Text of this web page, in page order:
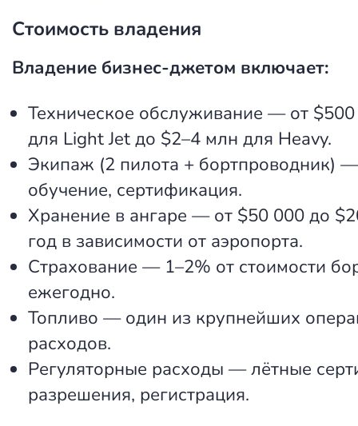
Стоимость владения
Владение бизнес-джетом включает:
Техническое обслуживание — от
для Light Jet до $2–4 млн для Heavy.
Экипаж (2 пилота + бортпроводник)
обучение, сертификация.
Хранение в ангаре — от $50 000 до
год в зависимости от аэропорта.
Страхование — 1–2% от стоимости
ежегодно.
Топливо — один из крупнейших
расходов.
Регуляторные расходы — лётные
разрешения, регистрация.